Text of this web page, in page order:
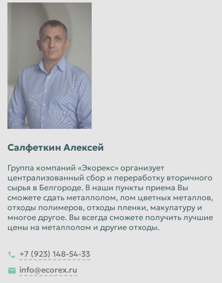
Салфеткин Алексей
Группа компаний «Экорекс» организует
централизованный сбор и переработку вторичного
сырья в Белгороде. В наши пункты приема Вы
сможете сдать металлолом, лом цветных металлов,
отходы полимеров, отходы пленки, макулатуру и
многое другое. Вы всегда сможете получить лучшие
цены на металлолом и другие отходы.
+7 (923) 148-54-33
info@ecorex.ru